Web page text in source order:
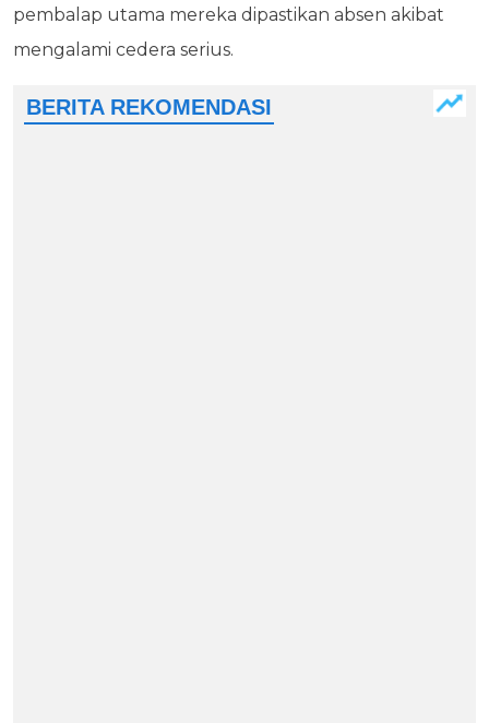
pembalap utama mereka dipastikan absen akibat
mengalami cedera serius.